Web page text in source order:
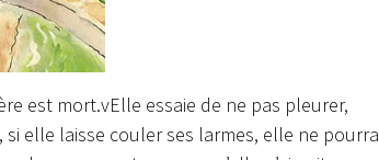
est mort.vElle essaie de ne pas pleurer,
elle laisse couler ses larmes, elle ne pourra